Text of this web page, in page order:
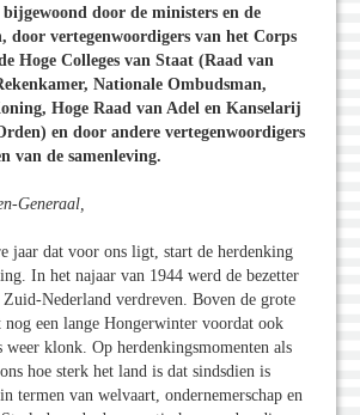
door de ministers en de
door vertegenwoordigers van het Corps
Hoge Colleges van Staat (Raad van
Nationale Ombudsman,
Hoge Raad van Adel en Kanselarij
en door andere vertegenwoordigers
van de samenleving.
Generaal,
jaar dat voor ons ligt, start de herdenking
In het najaar van 1944 werd de bezetter
Nederland verdreven. Boven de grote
een lange Hongerwinter voordat ook
weer klonk. Op herdenkingsmomenten als
hoe sterk het land is dat sindsdien is
termen van welvaart, ondernemerschap en